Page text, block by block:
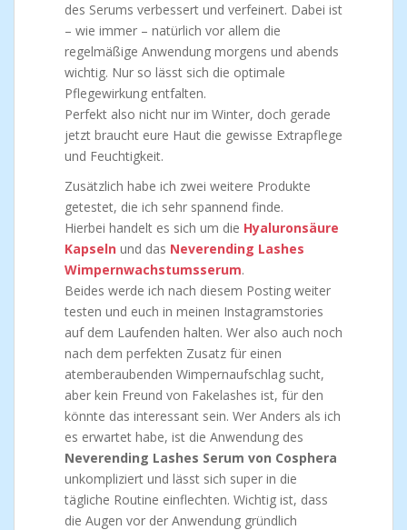
des Serums verbessert und verfeinert. Dabei ist
– wie immer – natürlich vor allem die
regelmäßige Anwendung morgens und abends
wichtig. Nur so lässt sich die optimale
Pflegewirkung entfalten.
Perfekt also nicht nur im Winter, doch gerade
jetzt braucht eure Haut die gewisse Extrapflege
und Feuchtigkeit.
Zusätzlich habe ich zwei weitere Produkte
getestet, die ich sehr spannend finde.
Hierbei handelt es sich um die Hyaluronsäure
Kapseln und das Neverending Lashes
Wimpernwachstumsserum.
Beides werde ich nach diesem Posting weiter
testen und euch in meinen Instagramstories
auf dem Laufenden halten. Wer also auch noch
nach dem perfekten Zusatz für einen
atemberaubenden Wimpernaufschlag sucht,
aber kein Freund von Fakelashes ist, für den
könnte das interessant sein. Wer Anders als ich
es erwartet habe, ist die Anwendung des
Neverending Lashes Serum von Cosphera
unkompliziert und lässt sich super in die
tägliche Routine einflechten. Wichtig ist, dass
die Augen vor der Anwendung gründlich